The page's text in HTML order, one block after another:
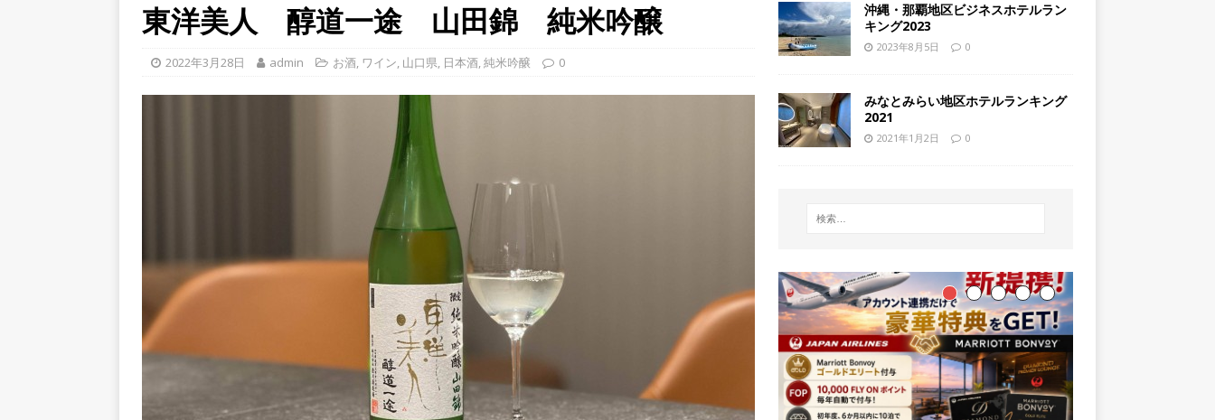
東洋美人 醇道一途 山田錦 純米吟醸
2022年3月28日 admin お酒, ワイン, 山口県, 日本酒,純米吟醸 0
沖縄・那覇地区ビジネスホテルラン
キング2023
2023年8月5日 0
みなとみらい地区ホテルランキング
2021
2021年1月2日 0